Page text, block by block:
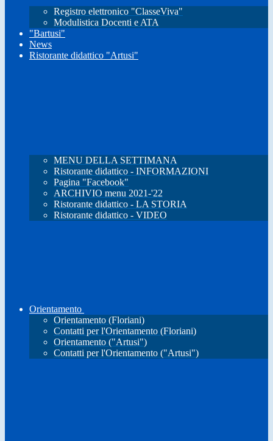
Registro elettronico "ClasseViva"
Modulistica Docenti e ATA
"Bartusi"
News
Ristorante didattico "Artusi"
MENU DELLA SETTIMANA
Ristorante didattico - INFORMAZIONI
Pagina "Facebook"
ARCHIVIO menu 2021-'22
Ristorante didattico - LA STORIA
Ristorante didattico - VIDEO
Orientamento
Orientamento (Floriani)
Contatti per l'Orientamento (Floriani)
Orientamento ("Artusi")
Contatti per l'Orientamento ("Artusi")